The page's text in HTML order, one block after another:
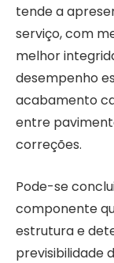
tende a
serviço, com
melhor
desempenho
acabamento
entre
correções.
Pode-se
componente
estrutura e
previsibilidade